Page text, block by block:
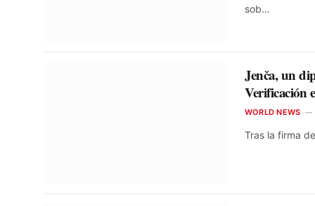
sob…
Jenča, un
Verificación
WORLD NEWS
Tras la firma